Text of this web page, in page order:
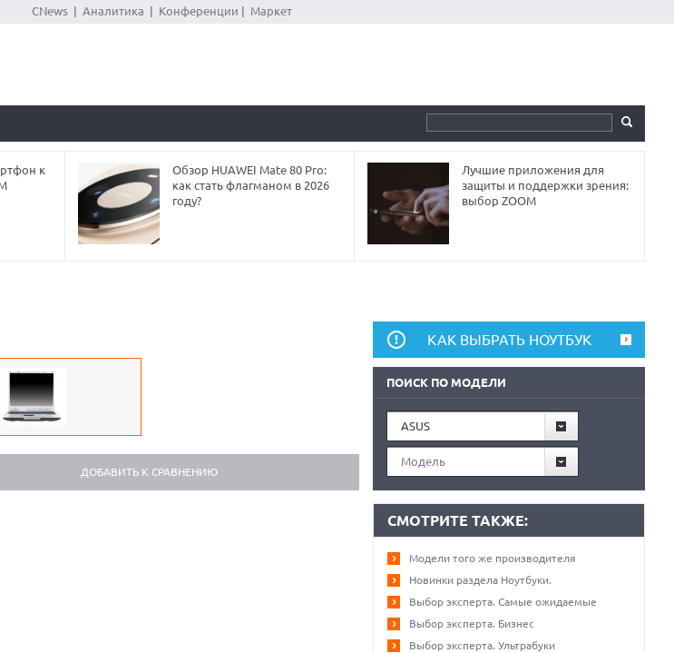
CNews| Аналитика Конференции Маркет
к
Обзор HUAWEI Mate 80 Pro:
как стать флагманом в 2026
году?
Лучшие приложения для
защиты и поддержки зрения:
выбор ZOOM
ДОБАВИТЬ К СРАВНЕНИЮ
КАК ВЫБРАТЬ НОУТБУК
ПОИСК ПО МОДЕЛИ
ASUS
Модель
СМОТРИТЕ ТАКЖЕ:
Модели того же производителя
Новинки раздела Ноутбуки.
Выбор эксперта. Самые ожидаемые
Выбор эксперта. Бизнес
Выбор эксперта. Ультрабуки